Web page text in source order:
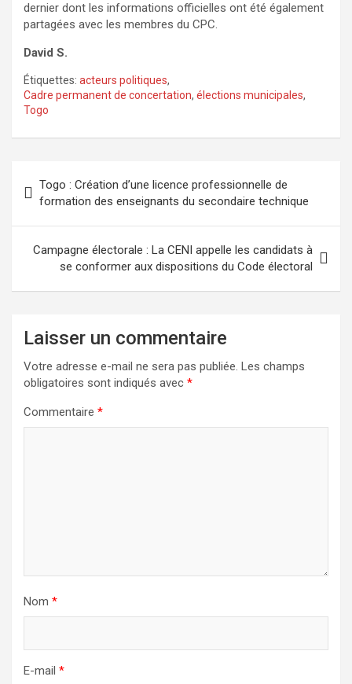
dernier dont les informations officielles ont été également
partagées avec les membres du CPC.
David S.
Étiquettes: acteurs politiques,
Cadre permanent de concertation, élections municipales,
Togo
de
l’article
Togo : Création d’une licence professionnelle de
formation des enseignants du secondaire technique
Campagne électorale : La CENI appelle les candidats à
se conformer aux dispositions du Code électoral
Laisser un commentaire
Votre adresse e-mail ne sera pas publiée. Les champs
obligatoires sont indiqués avec *
Commentaire *
Nom *
E-mail *